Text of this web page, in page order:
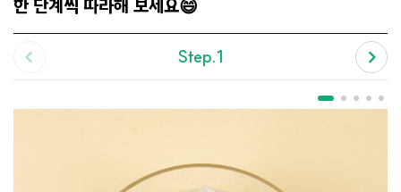
한 단계씩 따라해 보세요😄
Step.1